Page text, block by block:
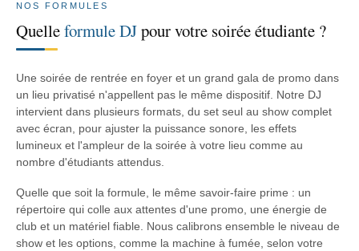
NOS FORMULES
Quelleformule DJpour votre soirée étudiante ?
Une soirée de rentrée en foyer et un grand gala de promo dans
un lieu privatisé n'appellent pas le même dispositif. Notre DJ
intervient dans plusieurs formats, du set seul au show complet
avec écran, pour ajuster la puissance sonore, les effets
lumineux et l'ampleur de la soirée à votre lieu comme au
nombre d'étudiants attendus.
Quelle que soit la formule, le même savoir-faire prime : un
répertoire qui colle aux attentes d'une promo, une énergie de
club et un matériel fiable. Nous calibrons ensemble le niveau de
show et les options, comme la machine à fumée, selon votre